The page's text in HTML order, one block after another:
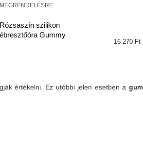
Rózsaszín szilikon
ébresztőóra Gummy
MEGRENDELÉSRE
16 270 Ft
értékelni. Ez utóbbi jelen esetben a